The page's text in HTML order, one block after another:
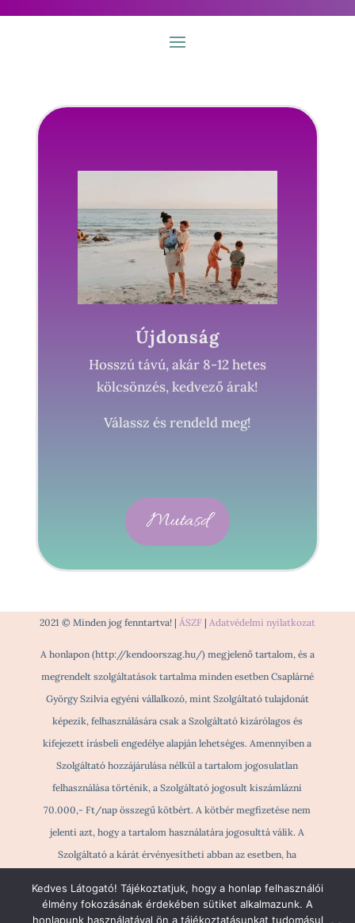
Újdonság
Hosszú távú, akár 8-12 hetes
kölcsönzés, kedvező árak!
Válassz és rendeld meg!
Mutasd
2021 © Minden jog fenntartva! | ÁSZF| Adatvédelmi nyilatkozat
A honlapon (http://kendoorszag.hu/) megjelenő tartalom, és a
megrendelt szolgáltatások tartalma minden esetben Csaplárné
György Szilvia egyéni vállalkozó, mint Szolgáltató tulajdonát
képezik, felhasználására csak a Szolgáltató kizárólagos és
kifejezett írásbeli engedélye alapján lehetséges. Amennyiben a
Szolgáltató hozzájárulása nélkül a tartalom jogosulatlan
felhasználása történik, a Szolgáltató jogosult kiszámlázni
70.000,- Ft/nap összegű kötbért. A kötbér megfizetése nem
jelenti azt, hogy a tartalom használatára jogosulttá válik. A
Szolgáltató a kárát érvényesítheti abban az esetben, ha
részére kárt okoz.
Kedves Látogató! Tájékoztatjuk, hogy a honlap felhasználói
élmény fokozásának érdekében sütiket alkalmazunk. A
honlapunk használatával ön a tájékoztatásunkat tudomásul